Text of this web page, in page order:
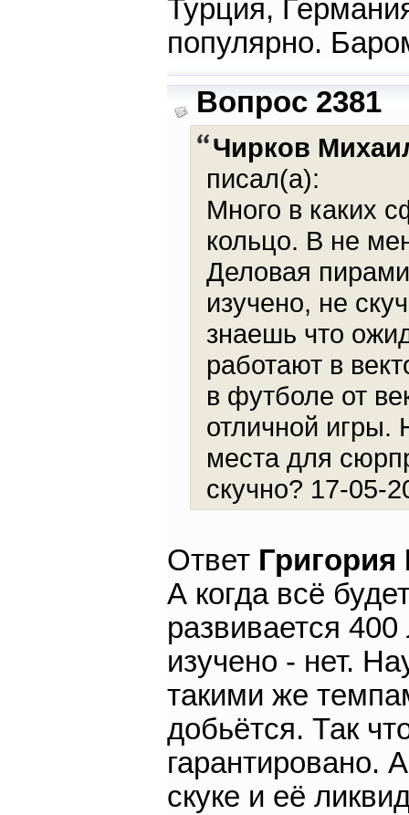
Турция,
популярно.
Вопрос 2381
Чирков
писал(а):
Много в каких
кольцо. В не
Деловая
изучено, не
знаешь что
работают в
в футболе от
отличной игры.
места для
скучно? 17-05-
Ответ
А когда всё
развивается
изучено - нет.
такими же
добьётся. Так
гарантировано.
скуке и её